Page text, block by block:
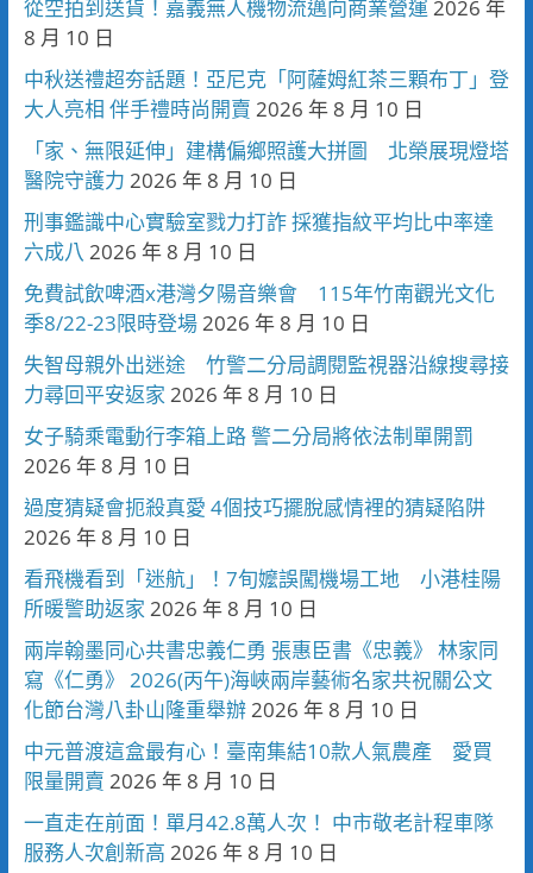
從空拍到送貨！嘉義無人機物流邁向商業營運 2026 年
8 月 10 日
中秋送禮超夯話題！亞尼克「阿薩姆紅茶三顆布丁」登
大人亮相 伴手禮時尚開賣 2026 年 8 月 10 日
「家、無限延伸」建構偏鄉照護大拼圖 北榮展現燈塔
醫院守護力 2026 年 8 月 10 日
刑事鑑識中心實驗室戮力打詐 採獲指紋平均比中率達
六成八 2026 年 8 月 10 日
免費試飲啤酒x港灣夕陽音樂會 115年竹南觀光文化
季8/22-23限時登場2026 年 8 月 10 日
失智母親外出迷途 竹警二分局調閱監視器沿線搜尋接
力尋回平安返家 2026 年 8 月 10 日
女子騎乘電動行李箱上路 警二分局將依法制單開罰
2026 年 8 月 10 日
過度猜疑會扼殺真愛 4個技巧擺脫感情裡的猜疑陷阱
2026 年 8 月 10 日
看飛機看到「迷航」！7旬嬤誤闖機場工地 小港桂陽
所暖警助返家 2026 年 8 月 10 日
兩岸翰墨同心共書忠義仁勇 張惠臣書《忠義》 林家同
寫《仁勇》 2026(丙午)海峽兩岸藝術名家共祝關公文
化節台灣八卦山隆重舉辦2026 年 8 月 10 日
中元普渡這盒最有心！臺南集結10款人氣農產 愛買
限量開賣 2026 年 8 月 10 日
一直走在前面！單月42.8萬人次！ 中市敬老計程車隊
服務人次創新高 2026 年 8 月 10 日